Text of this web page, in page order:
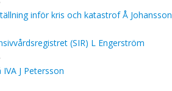
inför kris och katastrof Å Johansson
(SIR) L Engerström
J Petersson